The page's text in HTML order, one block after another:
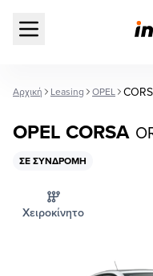
Open main menu
Αρχική Leasing OPEL
OPEL CORSA
ΣΕ ΣΥΝΔΡΟΜΉ
Χειροκίνητο